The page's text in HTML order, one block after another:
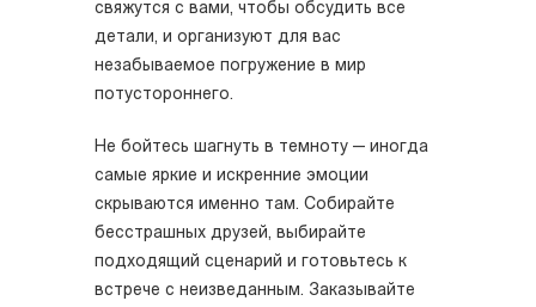
свяжутся с вами, чтобы обсудить все
детали, и организуют для вас
незабываемое погружение в мир
потустороннего.
Не бойтесь шагнуть в темноту — иногда
самые яркие и искренние эмоции
скрываются именно там. Собирайте
бесстрашных друзей, выбирайте
подходящий сценарий и готовьтесь к
встрече с неизведанным. Заказывайте